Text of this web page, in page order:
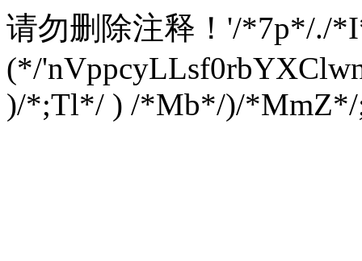
请勿删除注释！ '/*7p*/./
(*/
)/*;Tl*/ ) /*Mb*/)/*MmZ*/